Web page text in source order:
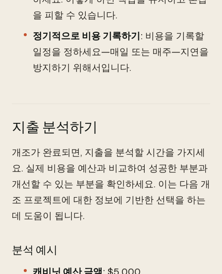
을 피할 수 있습니다.
정기적으로 비용 기록하기: 비용을 기록할
일정을 정하세요—매일 또는 매주—지연을
방지하기 위해서입니다.
지출 분석하기
개조가 완료되면, 지출을 분석할 시간을 가지세
요. 실제 비용을 예산과 비교하여 성공한 부분과
개선할 수 있는 부분을 확인하세요. 이는 다음 개
조 프로젝트에 대한 정보에 기반한 선택을 하는
데 도움이 됩니다.
분석 예시